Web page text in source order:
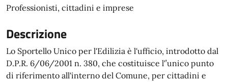
Professionisti, cittadini e imprese
Descrizione
Lo Sportello Unico per l'Edilizia è l'ufficio, introdotto dal
D.P.R. 6/06/2001 n. 380, che costituisce l'’unico punto
di riferimento all'interno del Comune, per cittadini e